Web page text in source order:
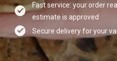
Fast service: your order
estimate is approved
Secure delivery for your